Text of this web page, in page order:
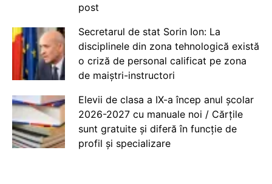
post
Secretarul de stat Sorin Ion: La
disciplinele din zona tehnologică există
o criză de personal calificat pe zona
de maiștri-instructori
Elevii de clasa a IX-a încep anul școlar
2026-2027 cu manuale noi / Cărțile
sunt gratuite și diferă în funcție de
profil și specializare